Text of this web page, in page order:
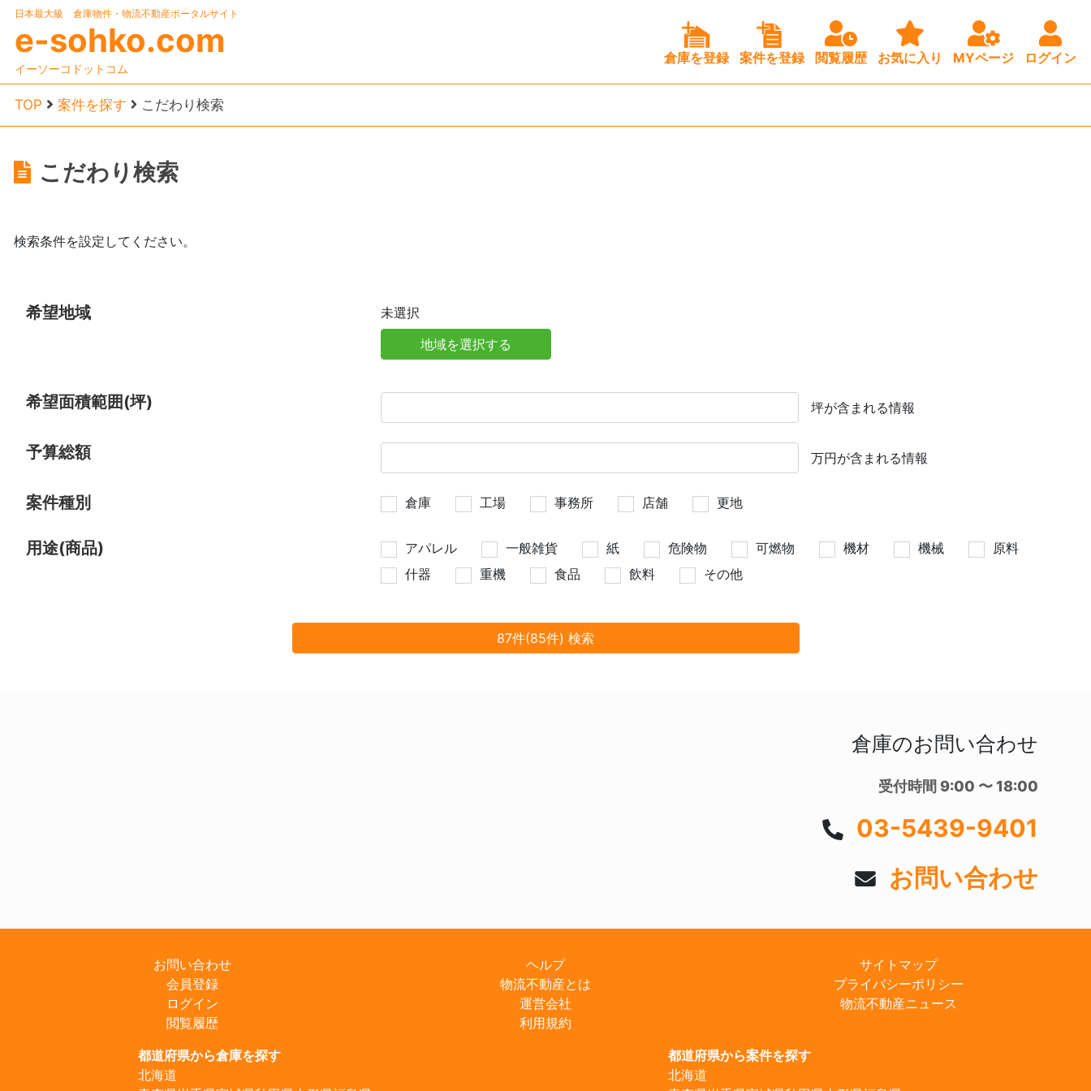
日本最大級 倉庫物件・物流不動産ポータルサイト
e-sohko.com
イーソーコドットコム
倉庫を登録 案件を登録 閲覧履歴 お気に入り MYページ ログイン
TOP 案件を探す こだわり検索
こだわり検索
検索条件を設定してください。
希望地域 未選択
希望面積範囲(坪) 坪が含まれる情報
予算総額 万円が含まれる情報
案件種別 倉庫 工場 事務所 店舗 更地
用途(商品) アパレル 一般雑貨 紙 危険物 可燃物 機材 機械
原料
什器
重機 食品 飲料 その他
倉庫のお問い合わせ
受付時間 9:00 〜 18:00
03-5439-9401
お問い合わせ
お問い合わせ
会員登録
ログイン
閲覧履歴
ヘルプ
物流不動産とは
運営会社
利用規約
サイトマップ
プライバシーポリシー
物流不動産ニュース
都道府県から倉庫を探す
北海道
都道府県から案件を探す
北海道